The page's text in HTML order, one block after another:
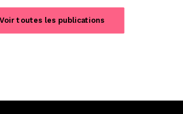
Voir toutes les publications